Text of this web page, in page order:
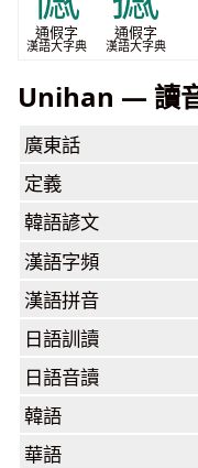
通假字
漢語大字典
通假字
漢語大字典
Unihan — 讀
廣東話
定義
韓語諺文
漢語字頻
漢語拼音
日語訓讀
日語音讀
韓語
華語